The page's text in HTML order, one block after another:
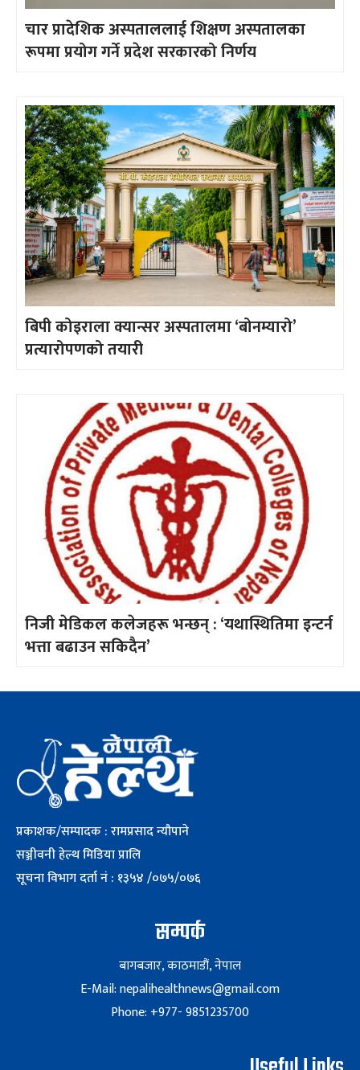
चार प्रादेशिक अस्पताललाई शिक्षण अस्पतालका
रूपमा प्रयोग गर्ने प्रदेश सरकारको निर्णय
बिपी कोइराला क्यान्सर अस्पतालमा ‘बोनम्यारो’
प्रत्यारोपणको तयारी
निजी मेडिकल कलेजहरू भन्छन् : ‘यथास्थितिमा इन्टर्न
भत्ता बढाउन सकिदैन’
प्रकाशक/सम्पादक : रामप्रसाद न्यौपाने
सञ्जीवनी हेल्थ मिडिया प्रालि
सूचना विभाग दर्ता नं : १३५४ /०७५/०७६
सम्पर्क
बागबजार, काठमाडौं, नेपाल
E-Mail: nepalihealthnews@gmail.com
Phone: +977- 9851235700